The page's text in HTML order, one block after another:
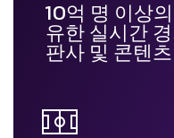
10억 명 이상
유한 실시간
판사 및 콘텐